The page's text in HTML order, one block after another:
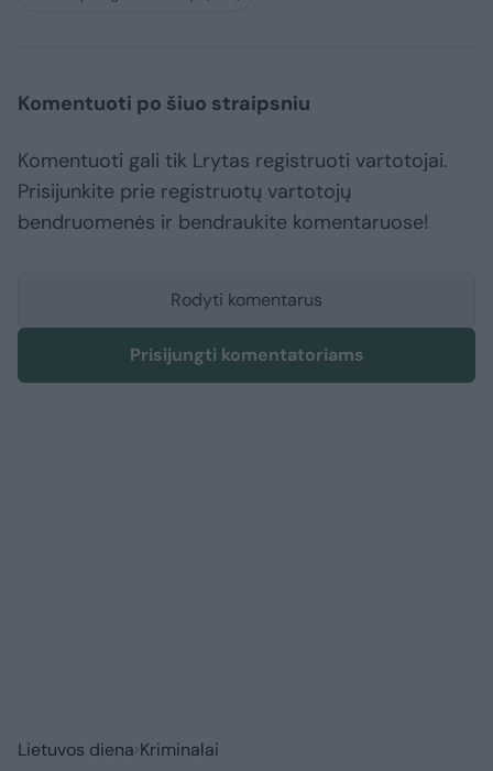
Komentuoti po šiuo straipsniu
Komentuoti gali tik Lrytas registruoti vartotojai.
Prisijunkite prie registruotų vartotojų
bendruomenės ir bendraukite komentaruose!
Rodyti komentarus
Prisijungti komentatoriams
Lietuvos diena Kriminalai